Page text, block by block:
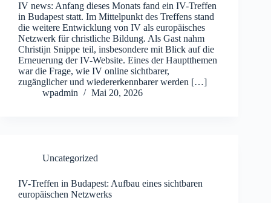
IV news: Anfang dieses Monats fand ein IV-Treffen
in Budapest statt. Im Mittelpunkt des Treffens stand
die weitere Entwicklung von IV als europäisches
Netzwerk für christliche Bildung. Als Gast nahm
Christijn Snippe teil, insbesondere mit Blick auf die
Erneuerung der IV-Website. Eines der Hauptthemen
war die Frage, wie IV online sichtbarer,
zugänglicher und wiedererkennbarer werden […]
wpadmin
Mai 20, 2026
Uncategorized
IV-Treffen in Budapest: Aufbau eines sichtbaren
europäischen Netzwerks